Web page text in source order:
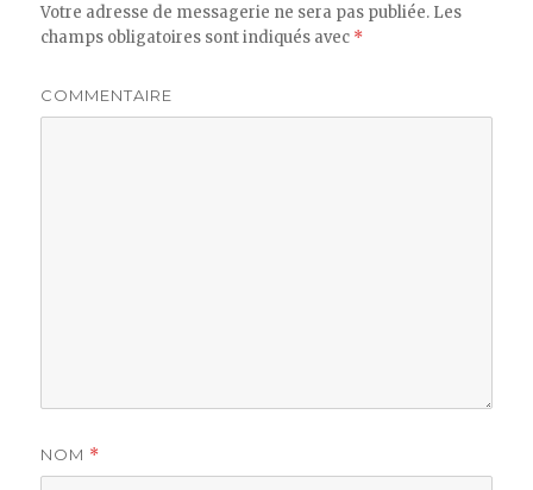
Votre adresse de messagerie ne sera pas publiée. Les
champs obligatoires sont indiqués avec *
COMMENTAIRE
NOM *